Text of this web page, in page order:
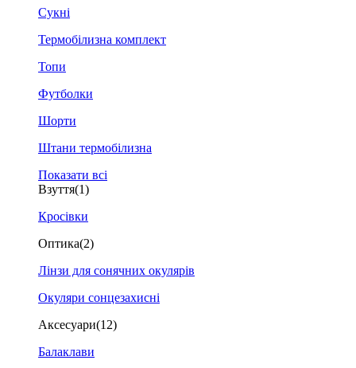
Сукні
Термобілизна комплект
Топи
Футболки
Шорти
Штани термобілизна
Показати всі
Взуття(1)
Кросівки
Оптика(2)
Лінзи для сонячних окулярів
Окуляри сонцезахисні
Аксесуари(12)
Балаклави